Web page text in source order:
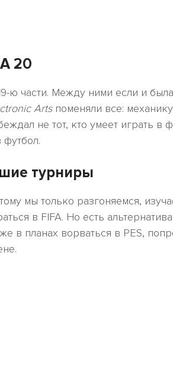
20
ю части. Между ними если и
Artsпоменяли все: механику
не тот, кто умеет играть в
футбол.
турниры
мы только разгоняемся,
в FIFA. Но есть
в планах ворваться в PES,